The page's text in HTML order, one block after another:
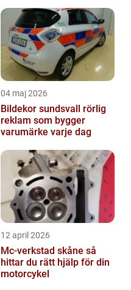
04 maj 2026
Bildekor sundsvall rörlig
reklam som bygger
varumärke varje dag
12 april 2026
Mc-verkstad skåne så
hittar du rätt hjälp för din
motorcykel